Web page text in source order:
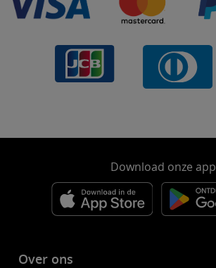
Download onze app
Over ons